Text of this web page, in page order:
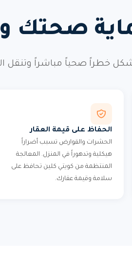
صحتك
خطراً صحياً مباشراً وتنقل
الحفاظ على قيمة العقار
الحشرات والقوارض تسبب أضراراً
هيكلية وتدهوراً في المنزل. المعالجة
المنتظمة من كويتي كلين تحافظ على
سلامة وقيمة عقارك.